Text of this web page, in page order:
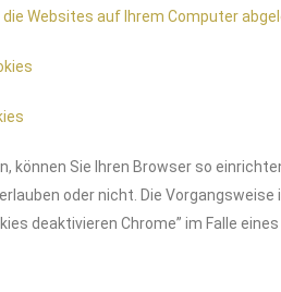
Websites auf Ihrem Computer
können Sie Ihren Browser so
oder nicht. Die
deaktivieren Chrome” im Falle